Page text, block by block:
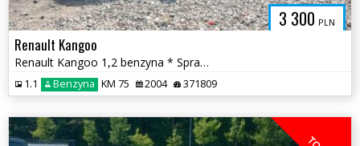
3 300 PLN
Renault Kangoo
Renault Kangoo 1,2 benzyna * Sprawna Klima Elektryka szyb * Bydgoszcz
1.1 Benzyna KM 75 2004 371809